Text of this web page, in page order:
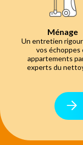
Ménage
Un entretien
vos échoppes
appartements
experts du